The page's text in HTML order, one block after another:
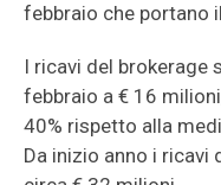
febbraio che portano
I ricavi del brokerage
febbraio a € 16
40% rispetto alla
Da inizio anno i ricavi